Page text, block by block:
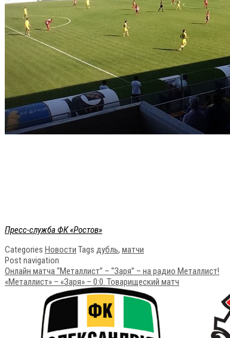
Пресс-служба ФК «Ростов»
Categories Новости Tags дубль, матчи
Post navigation
Онлайн матча “Металлист” – “Заря” – на радио Металлист!
«Металлист» – «Заря» – 0:0. Товарищеский матч